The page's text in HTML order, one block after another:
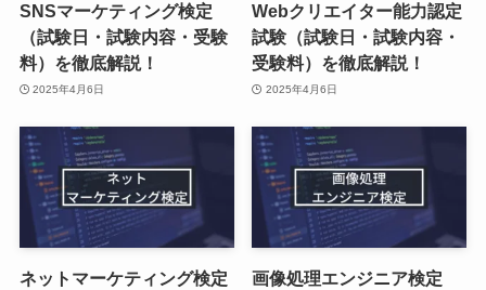
SNSマーケティング検定
（試験日・試験内容・受験
料）を徹底解説！
2025年4月6日
Webクリエイター能力認定
試験（試験日・試験内容・
受験料）を徹底解説！
2025年4月6日
ネットマーケティング検定
画像処理エンジニア検定